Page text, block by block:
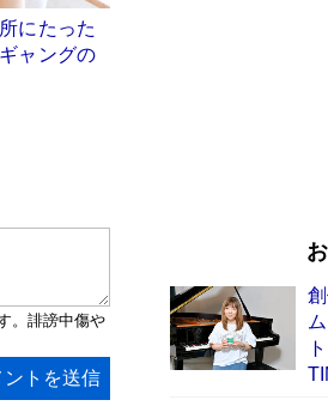
にたった
ャングの
開発への関心
Book Bang
友近氏、絶賛
人々が新たな一
とりのプラネッ